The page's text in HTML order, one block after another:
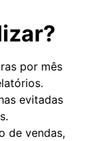
por mês
evitadas
de vendas,